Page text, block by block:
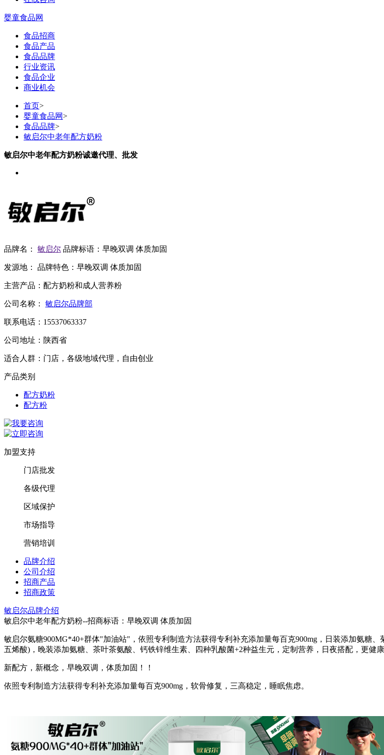
婴童食品网
食品招商
食品产品
食品品牌
行业资讯
食品企业
商业机会
首页>
婴童食品网>
食品品牌>
敏启尔中老年配方奶粉
敏启尔中老年配方奶粉诚邀代理、批发
品牌名： 敏启尔 品牌标语： 早晚双调 体质加固
发源地： 品牌特色： 早晚双调 体质加固
主营产品： 配方奶粉和成人营养粉
公司名称： 敏启尔品牌部
联系电话： 15537063337
公司地址： 陕西省
适合人群： 门店，各级地域代理，自由创业
产品类别
配方奶粉
配方粉
加盟支持
门店批发
各级代理
区域保护
市场指导
营销培训
品牌介绍
公司介绍
招商产品
招商政策
敏启尔品牌介绍
敏启尔中老年配方奶粉--招商标语： 早晚双调 体质加固
敏启尔氨糖900MG*40+群体"加油站"，依照专利制造方法获得专利补充添加量每百克900mg，日装添加氨糖
五烯酸)，晚装添加氨糖、茶叶茶氨酸、钙铁锌维生素、四种乳酸菌+2种益生元，定制营养，日夜搭配，更健
新配方，新概念，早晚双调，体质加固！！
依照专利制造方法获得专利补充添加量每百克900mg，软骨修复，三高稳定，睡眠焦虑。